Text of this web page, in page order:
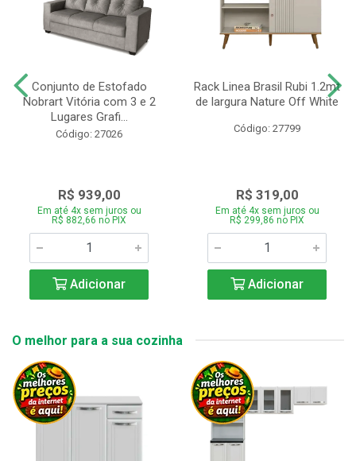
Conjunto de Estofado
Nobrart Vitória com 3 e 2
Lugares Grafi...
Código: 27026
R$ 939,00
Em até 4x sem juros ou
R$ 882,66 no PIX
Adicionar
Rack Linea Brasil Rubi 1.2mt
de largura Nature Off White
Código: 27799
R$ 319,00
Em até 4x sem juros ou
R$ 299,86 no PIX
Adicionar
O melhor para a sua cozinha